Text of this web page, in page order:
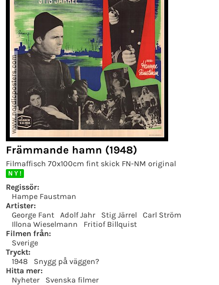
Främmande hamn (1948)
Filmaffisch 70x100cm fint skick FN-NM original
N Y !
Regissör:
Hampe Faustman
Artister:
George Fant
Adolf Jahr Stig Järrel
Carl Ström
Illona Wieselmann
Fritiof Billquist
Filmen från:
Sverige
Tryckt:
1948
Snygg på väggen?
Hitta mer:
Nyheter
Svenska filmer